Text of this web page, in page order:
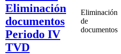
Eliminación
documentos
Periodo IV
TVD
Eliminación
de
documentos